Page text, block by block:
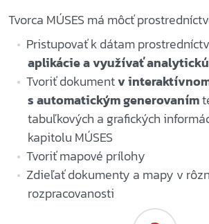
Tvorca MÚSES má môcť
Pristupovať k dátam
aplikácie a využívať
Tvoriť dokumentv
s automatickým generovaním
tabuľkových a grafických
kapitolu MÚSES
Tvoriť mapové prílohy
Zdieľať dokumenty a mapy v
rozpracovanosti